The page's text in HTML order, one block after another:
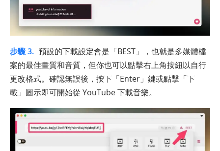
步驟 3. 預設的下載設定會是「BEST」，也就是多媒體檔
案的最佳畫質和音質，但你也可以點擊右上角按紐以自行
更改格式。確認無誤後，按下「Enter」鍵或點擊「下
載」圖示即可開始從 YouTube 下載音樂。